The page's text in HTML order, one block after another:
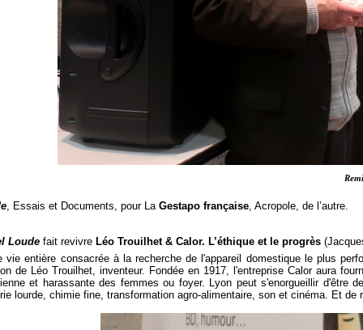
, Essais et Documents, pour LaGestapo française, Acropole, de l’autre.
Loudefait revivre Léo Trouilhet & Calor. L’éthique et le progrès
entière consacrée à la recherche de l'appareil domestique le plus
de Léo Trouilhet, inventeur. Fondée en 1917, l'entreprise Calor aura
et harassante des femmes ou foyer. Lyon peut s'enorgueillir
lourde, chimie fine, transformation agro-alimentaire, son et cinéma. Et de